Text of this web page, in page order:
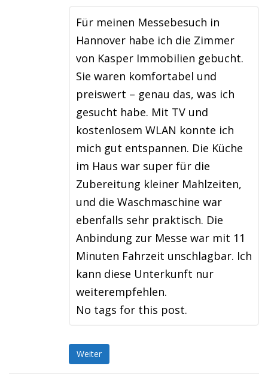
Für meinen Messebesuch in
Hannover habe ich die Zimmer
von Kasper Immobilien gebucht.
Sie waren komfortabel und
preiswert – genau das, was ich
gesucht habe. Mit TV und
kostenlosem WLAN konnte ich
mich gut entspannen. Die Küche
im Haus war super für die
Zubereitung kleiner Mahlzeiten,
und die Waschmaschine war
ebenfalls sehr praktisch. Die
Anbindung zur Messe war mit 11
Minuten Fahrzeit unschlagbar. Ich
kann diese Unterkunft nur
weiterempfehlen.
No tags for this post.
Weiter